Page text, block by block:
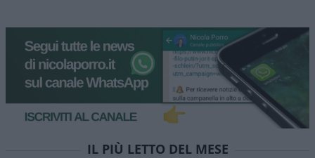
IL PIÙ LETTO DEL MESE